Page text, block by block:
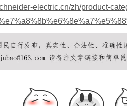
electric.cn/zh/product-